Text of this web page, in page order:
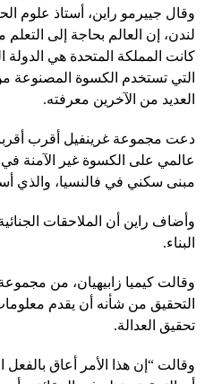
وقال جييرمو راين، أستاذ علوم
لندن، إن العالم بحاجة إلى
كانت المملكة المتحدة هي الدولة
العديد من الآخرين معرفته.
دعت مجموعة غرينفيل أقرب
عالمي على الكسوة غير الآمنة
مبنى سكني في فالنسيا، والذي أسفر
وأضاف راين أن الملاحقات
البناء.
وقالت كيميا زابيهيان، من
التحقيق من شأنه أن يقدم
تحقيق العدالة.
وقالت “إن هذا الأمر أعاق بالفعل